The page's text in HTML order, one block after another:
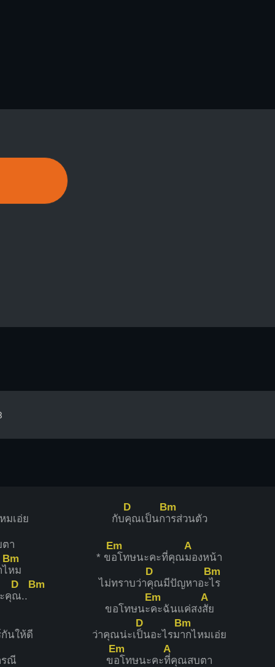
มเอ่ย
า
Bm
หม
คุ
D
ณ..
Bm
กันให้ดี
รณี
กับ
D
คุณเป็นก
Bm
ารส่วนตัว
* ข
Em
อโทษนะคะที่คุณ
A
มองหน้า
ไม่ทราบว่า
D
คุณมีปัญหาอะ
Bm
ไร
ขอโทษนะ
Em
คะฉันแค่สง
A
สัย
ว่าคุณน่ะเ
D
ป็นอะไรม
Bm
ากไหมเอ่ย
ข
Em
อโทษนะคะ
A
ที่คุณสบตา